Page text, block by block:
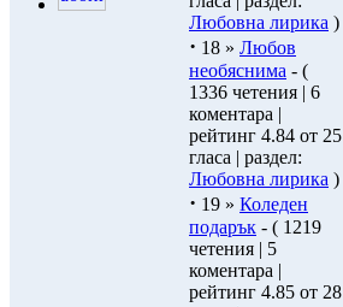
Любовна лирика )
· 18 » Любов
необяснима - (
1336 четения | 6
коментара |
рейтинг 4.84 от 25
гласа | раздел:
Любовна лирика )
· 19 » Коледен
подарък - ( 1219
четения | 5
коментара |
рейтинг 4.85 от 28